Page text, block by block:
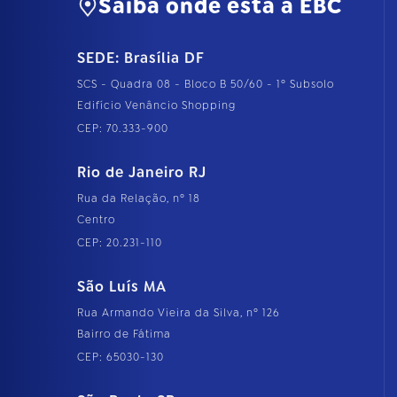
Saiba onde está a EBC
SEDE: Brasília DF
SCS - Quadra 08 - Bloco B 50/60 - 1º Subsolo
Edifício Venâncio Shopping
CEP: 70.333-900
Rio de Janeiro RJ
Rua da Relação, nº 18
Centro
CEP: 20.231-110
São Luís MA
Rua Armando Vieira da Silva, nº 126
Bairro de Fátima
CEP: 65030-130